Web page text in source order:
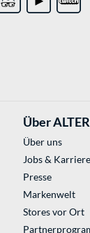
Über
Über uns
Jobs & Karriere
Presse
Markenwelt
Stores vor Ort